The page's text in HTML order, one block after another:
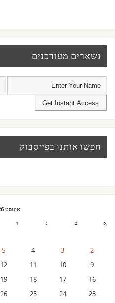
נשארים מעודכנים
חפשו אותנו בפייסבוק
אוגוסט 2026
א
ב ג ד
2
3
4
5
9
10
11
12
16
17
18
19
23
24
25
26